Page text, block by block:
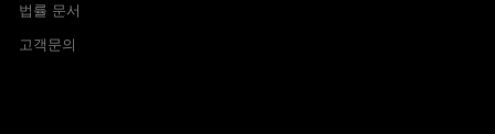
법률 문서
고객문의